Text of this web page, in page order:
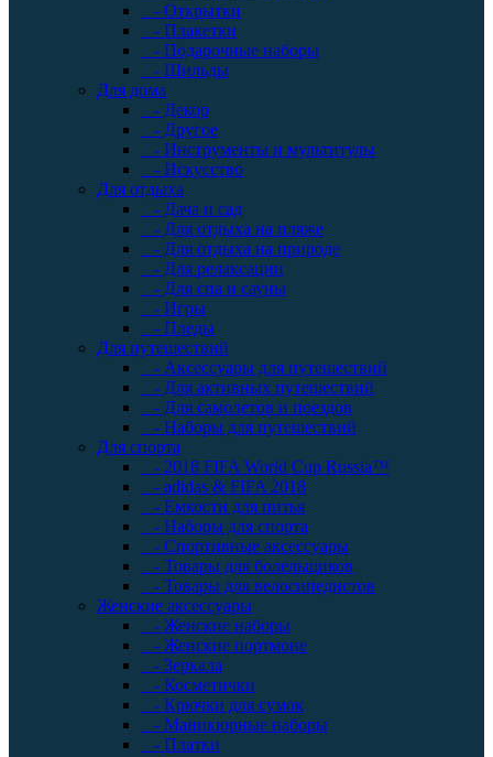
- Открытки
- Плакетки
- Подарочные наборы
- Шильды
Для дома
- Декор
- Другое
- Инструменты и мультитулы
- Искусство
Для отдыха
- Дача и сад
- Для отдыха на пляже
- Для отдыха на природе
- Для релаксации
- Для спа и сауны
- Игры
- Пледы
Для путешествий
- Аксессуары для путешествий
- Для активных путешествий
- Для самолетов и поездов
- Наборы для путешествий
Для спорта
- 2018 FIFA World Cup Russia™
- adidas & FIFA 2018
- Емкости для питья
- Наборы для спорта
- Спортивные аксессуары
- Товары для болельщиков
- Товары для велосипедистов
Женские аксессуары
- Женские наборы
- Женские портмоне
- Зеркала
- Косметички
- Крючки для сумок
- Маникюрные наборы
- Платки